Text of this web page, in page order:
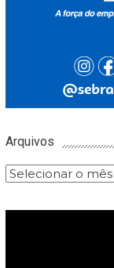
Arquivos
Arquivos